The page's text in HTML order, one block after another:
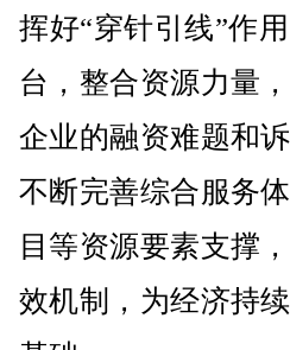
挥好“穿针引线”作
台，整合资源力量
企业的融资难题和
不断完善综合服务
目等资源要素支撑
效机制，为经济持